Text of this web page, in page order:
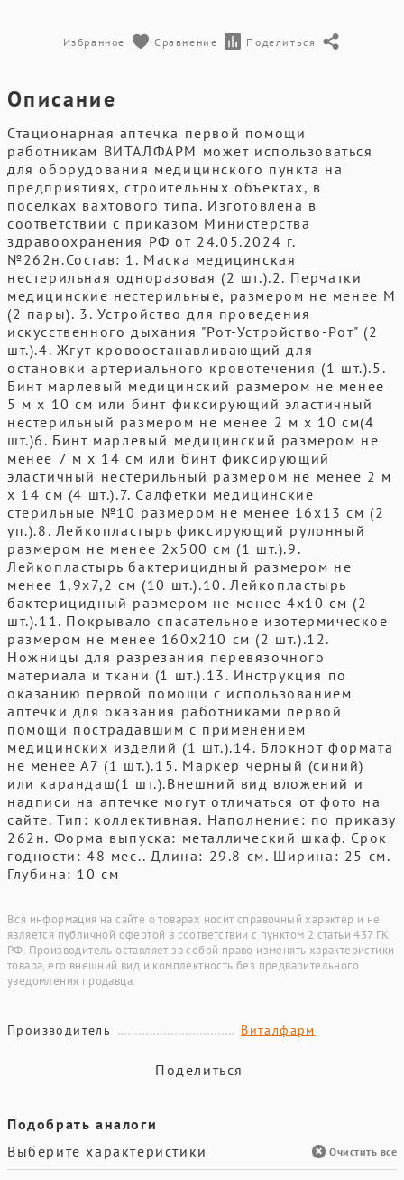
Избранное Сравнение Поделиться
Описание
Стационарная аптечка первой помощи
работникам ВИТАЛФАРМ может использоваться
для оборудования медицинского пункта на
предприятиях, строительных объектах, в
поселках вахтового типа. Изготовлена в
соответствии с приказом Министерства
здравоохранения РФ от 24.05.2024 г.
№262н.Состав: 1. Маска медицинская
нестерильная одноразовая (2 шт.).2. Перчатки
медицинские нестерильные, размером не менее М
(2 пары). 3. Устройство для проведения
искусственного дыхания "Рот-Устройство-Рот" (2
шт.).4. Жгут кровоостанавливающий для
остановки артериального кровотечения (1 шт.).5.
Бинт марлевый медицинский размером не менее
5 м х 10 см или бинт фиксирующий эластичный
нестерильный размером не менее 2 м х 10 см(4
шт.)6. Бинт марлевый медицинский размером не
менее 7 м х 14 см или бинт фиксирующий
эластичный нестерильный размером не менее 2 м
х 14 см (4 шт.).7. Салфетки медицинские
стерильные №10 размером не менее 16х13 см (2
уп.).8. Лейкопластырь фиксирующий рулонный
размером не менее 2х500 см (1 шт.).9.
Лейкопластырь бактерицидный размером не
менее 1,9х7,2 см (10 шт.).10. Лейкопластырь
бактерицидный размером не менее 4х10 см (2
шт.).11. Покрывало спасательное изотермическое
размером не менее 160х210 см (2 шт.).12.
Ножницы для разрезания перевязочного
материала и ткани (1 шт.).13. Инструкция по
оказанию первой помощи с использованием
аптечки для оказания работниками первой
помощи пострадавшим с применением
медицинских изделий (1 шт.).14. Блокнот формата
не менее А7 (1 шт.).15. Маркер черный (синий)
или карандаш(1 шт.).Внешний вид вложений и
надписи на аптечке могут отличаться от фото на
сайте. Тип: коллективная. Наполнение: по приказу
262н. Форма выпуска: металлический шкаф. Срок
годности: 48 мес.. Длина: 29.8 см. Ширина: 25 см.
Глубина: 10 см
Вся информация на сайте о товарах носит справочный характер и не
является публичной офертой в соответствии с пунктом 2 статьи 437 ГК
РФ. Производитель оставляет за собой право изменять характеристики
товара, его внешний вид и комплектность без предварительного
уведомления продавца.
Производитель Виталфарм
Поделиться
Подобрать аналоги
Выберите характеристики
Очистить все